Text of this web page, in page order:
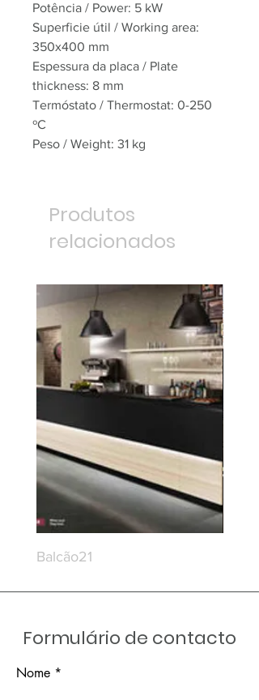
Potência / Power: 5 kW
Superficie útil / Working area:
350x400 mm
Espessura da placa / Plate
thickness: 8 mm
Termóstato / Thermostat: 0-250
ºC
Peso / Weight: 31 kg
Produtos
relacionados
Balcão21
Formulário de contacto
Nome